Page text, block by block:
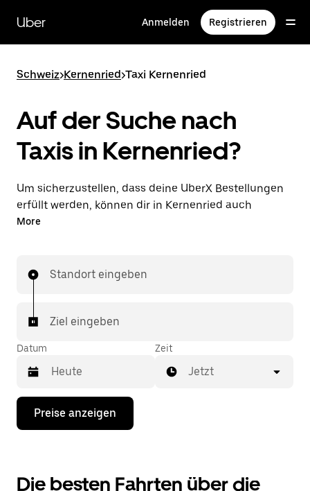
zum
Hauptinhalt
Uber Anmelden Registrieren
Schweiz>Kernenried>Taxi Kernenried
Auf der Suche nach
Taxis in Kernenried?
Um sicherzustellen, dass deine UberX Bestellungen
erfüllt werden, können dir in Kernenried auch
lizenzierte Taxifahrer*innen zugewiesen werden. In
Preise, die du von UberX kennst, während du mit
In einigen Städten der Schweiz kannst du in der
Uber App gezielt ein Taxi bestellen, wenn du sicher
sein möchtest, dass dir ein Taxi für deine Fahrt
zugewiesen wird.
More
Standort eingeben
Ziel eingeben
Datum
Drücke
Nach-
mit
Zeit
Jetzt
Preise anzeigen
Die besten Fahrten über die